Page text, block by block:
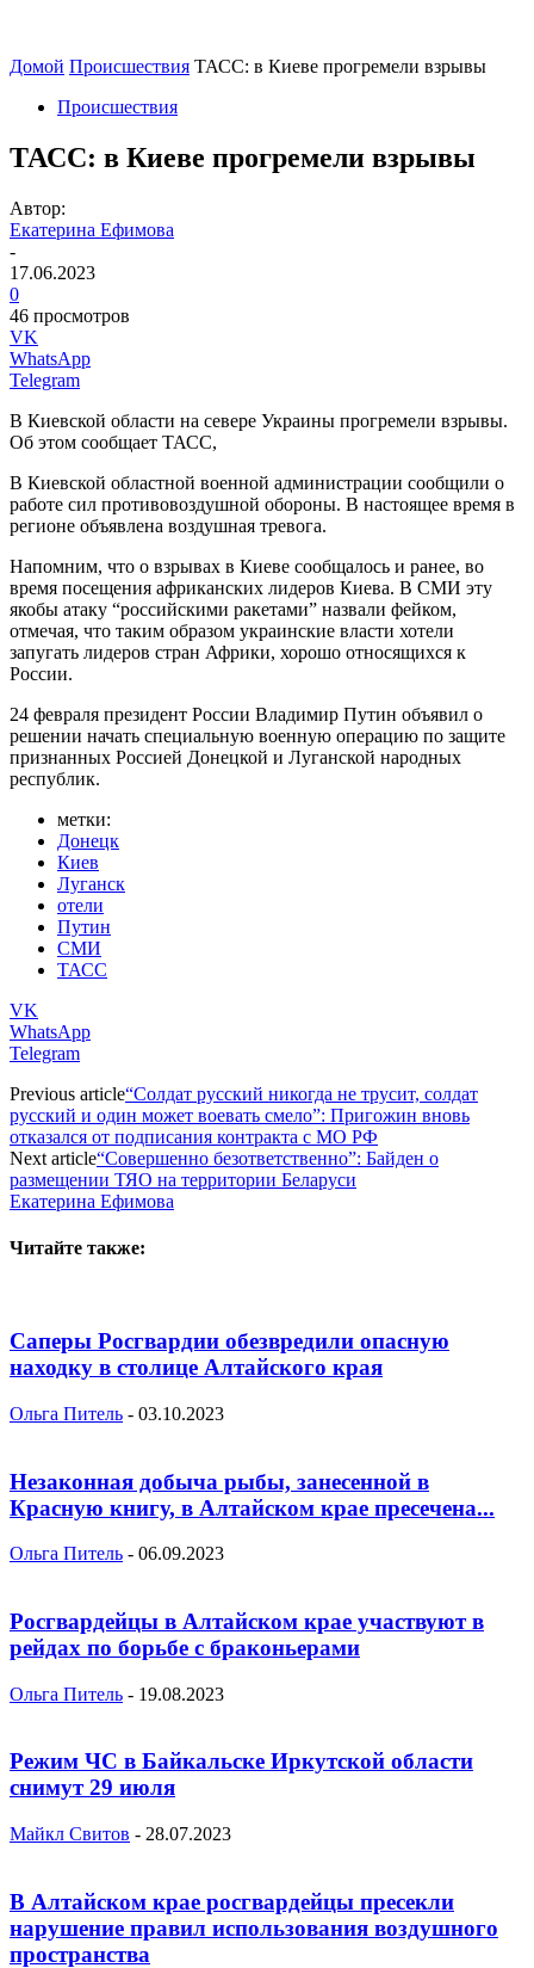
Домой Происшествия ТАСС: в Киеве прогремели взрывы
Происшествия
ТАСС: в Киеве прогремели взрывы
Автор:
Екатерина Ефимова
-
17.06.2023
0
46 просмотров
VK
WhatsApp
Telegram
В Киевской области на севере Украины прогремели взрывы.
Об этом сообщает ТАСС,
В Киевской областной военной администрации сообщили о
работе сил противовоздушной обороны. В настоящее время в
регионе объявлена воздушная тревога.
Напомним, что о взрывах в Киеве сообщалось и ранее, во
время посещения африканских лидеров Киева. В СМИ эту
якобы атаку “российскими ракетами” назвали фейком,
отмечая, что таким образом украинские власти хотели
запугать лидеров стран Африки, хорошо относящихся к
России.
24 февраля президент России Владимир Путин объявил о
решении начать специальную военную операцию по защите
признанных Россией Донецкой и Луганской народных
республик.
метки:
Донецк
Киев
Луганск
отели
Путин
СМИ
ТАСС
VK
WhatsApp
Telegram
Previous article“Солдат русский никогда не трусит, солдат
русский и один может воевать смело”: Пригожин вновь
отказался от подписания контракта с МО РФ
Next article“Совершенно безответственно”: Байден о
размещении ТЯО на территории Беларуси
Екатерина Ефимова
Читайте также:
Саперы Росгвардии обезвредили опасную
находку в столице Алтайского края
Ольга Питель - 03.10.2023
Незаконная добыча рыбы, занесенной в
Красную книгу, в Алтайском крае пресечена...
Ольга Питель - 06.09.2023
Росгвардейцы в Алтайском крае участвуют в
рейдах по борьбе с браконьерами
Ольга Питель - 19.08.2023
Режим ЧС в Байкальске Иркутской области
снимут 29 июля
Майкл Свитов - 28.07.2023
В Алтайском крае росгвардейцы пресекли
нарушение правил использования воздушного
пространства